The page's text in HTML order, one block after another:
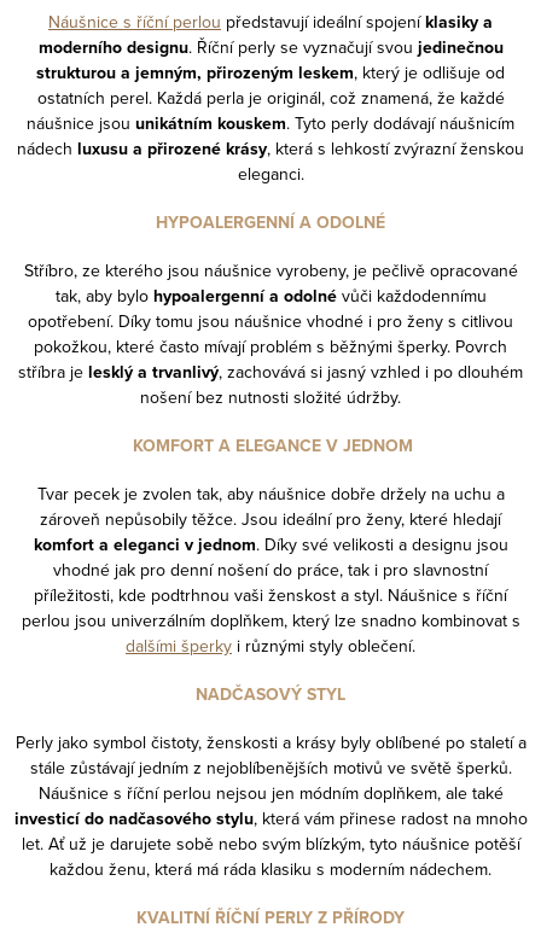
y
á
Náušnice s říční perlou představují ideální spojeníklasiky a
moderního designu. Říční perly se vyznačují svou jedinečnou
strukturou a jemným, přirozeným leskem, který je odlišuje od
ostatních perel. Každá perla je originál, což znamená, že každé
náušnice jsou unikátním kouskem. Tyto perly dodávají náušnicím
nádech luxusu a přirozené krásy, která s lehkostí zvýrazní ženskou
eleganci.
HYPOALERGENNÍ A ODOLNÉ
Stříbro, ze kterého jsou náušnice vyrobeny, je pečlivě opracované
tak, aby bylo hypoalergenní a odolnévůči každodennímu
opotřebení. Díky tomu jsou náušnice vhodné i pro ženy s citlivou
pokožkou, které často mívají problém s běžnými šperky. Povrch
stříbra je lesklý a trvanlivý, zachovává si jasný vzhled i po dlouhém
nošení bez nutnosti složité údržby.
KOMFORT A ELEGANCE V JEDNOM
Tvar pecek je zvolen tak, aby náušnice dobře držely na uchu a
zároveň nepůsobily těžce. Jsou ideální pro ženy, které hledají
komfort a eleganci v jednom. Díky své velikosti a designu jsou
vhodné jak pro denní nošení do práce, tak i pro slavnostní
příležitosti, kde podtrhnou vaši ženskost a styl. Náušnice s říční
perlou jsou univerzálním doplňkem, který lze snadno kombinovat s
dalšími šperky i různými styly oblečení.
NADČASOVÝ STYL
Perly jako symbol čistoty, ženskosti a krásy byly oblíbené po staletí a
stále zůstávají jedním z nejoblíbenějších motivů ve světě šperků.
Náušnice s říční perlou nejsou jen módním doplňkem, ale také
investicí do nadčasového stylu, která vám přinese radost na mnoho
let. Ať už je darujete sobě nebo svým blízkým, tyto náušnice potěší
každou ženu, která má ráda klasiku s moderním nádechem.
KVALITNÍ ŘÍČNÍ PERLY Z PŘÍRODY